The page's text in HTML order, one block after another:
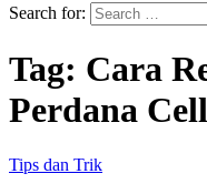
Search for:
Tag: Cara
Perdana
Tips dan Trik